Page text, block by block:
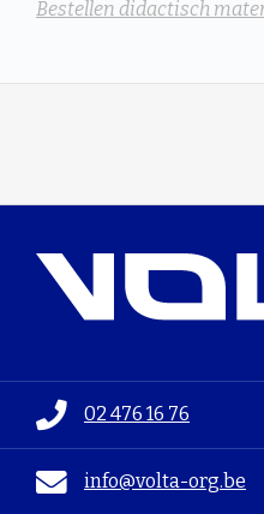
Bestellen didactisch
02 476 16 76
info@volta-org.be